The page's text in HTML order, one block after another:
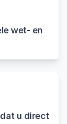
wet- en
u direct